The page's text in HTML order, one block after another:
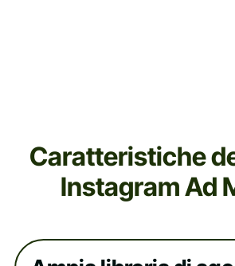
Caratteristiche
Instagram Ad